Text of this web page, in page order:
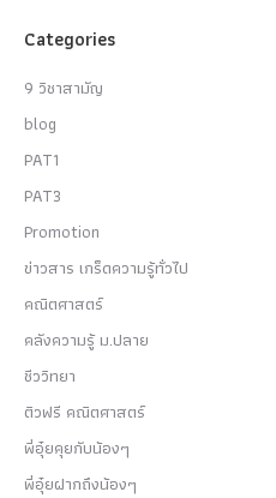
Categories
9 วิชาสามัญ
blog
PAT1
PAT3
Promotion
ข่าวสาร เกร็ดความรู้ทั่วไป
คณิตศาสตร์
คลังความรู้ ม.ปลาย
ชีววิทยา
ติวฟรี คณิตศาสตร์
พี่อุ๋ยคุยกับน้องๆ
พี่อุ๋ยฝากถึงน้องๆ